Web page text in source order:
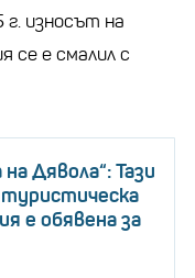
износът на
се е смалил с
Дявола“: Тази
е обявена за